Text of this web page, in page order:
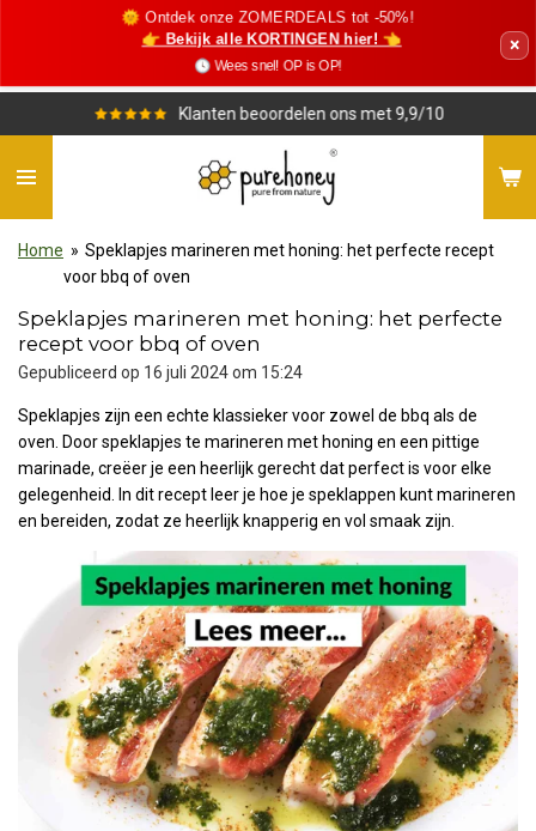
🌞 Ontdek onze ZOMERDEALS tot -50%!
👉 Bekijk alle KORTINGEN hier! 👈
🕓 Wees snel! OP is OP!
×
Klanten beoordelen ons met 9,9/10
Home » Speklapjes marineren met honing: het perfecte recept
voor bbq of oven
Speklapjes marineren met honing: het perfecte
recept voor bbq of oven
Gepubliceerd op 16 juli 2024 om 15:24
Speklapjes zijn een echte klassieker voor zowel de bbq als de
oven. Door speklapjes te marineren met honing en een pittige
marinade, creëer je een heerlijk gerecht dat perfect is voor elke
gelegenheid. In dit recept leer je hoe je speklappen kunt marineren
en bereiden, zodat ze heerlijk knapperig en vol smaak zijn.